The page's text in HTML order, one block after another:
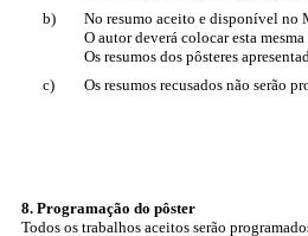
b)
No resumo aceito e disponível no
O autor deverá colocar esta
Os resumos dos pôsteres
c)
Os resumos recusados não serão
8. Programação do pôster
Todos os trabalhos aceitos serão